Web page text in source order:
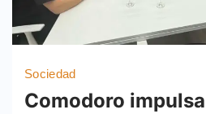
Sociedad
Comodoro